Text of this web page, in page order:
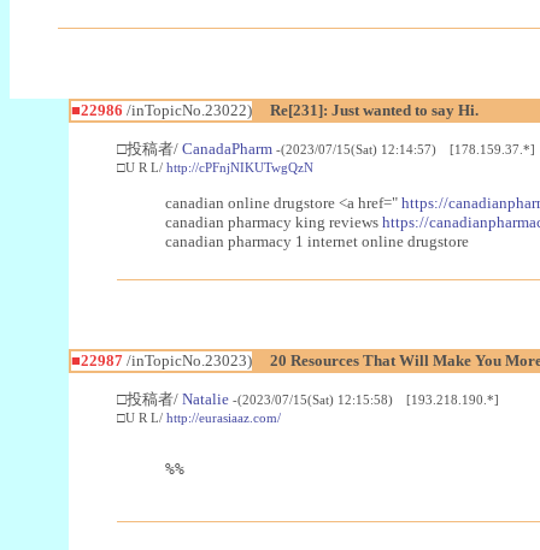
■22986 /inTopicNo.23022) Re[231]: Just wanted to say Hi.
□投稿者/ CanadaPharm -(2023/07/15(Sat) 12:14:57) [178.159.37.*]
□U R L/ http://cPFnjNIKUTwgQzN
canadian online drugstore <a href=" https://
canadian pharmacy king reviews https://
canadian pharmacy 1 internet online drugstore
■22987/inTopicNo.23023) 20 Resources That Will Make You
□投稿者/ Natalie -(2023/07/15(Sat) 12:15:58) [193.218.190.*]
□U R L/ http://eurasiaaz.com/
%%